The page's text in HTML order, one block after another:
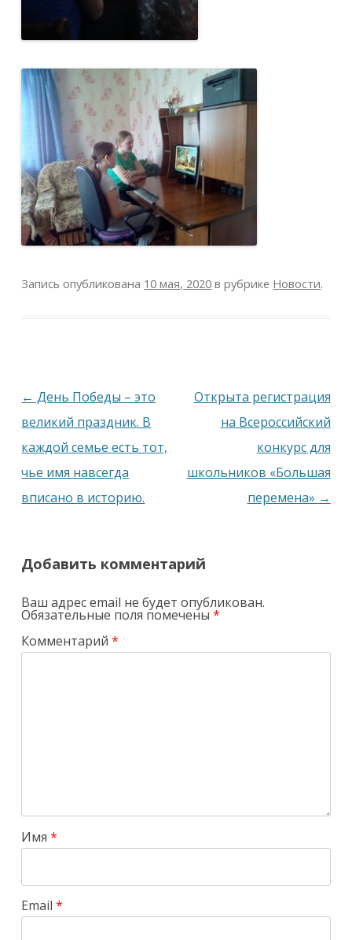
Запись опубликована 10 мая, 2020 в рубрике Новости.
Навигация
по
записям
← День Победы – это
великий праздник. В
каждой семье есть тот,
чье имя навсегда
вписано в историю.
Открыта регистрация
на Всероссийский
конкурс для
школьников «Большая
перемена» →
Добавить комментарий
Ваш адрес email не будет опубликован.
Обязательные поля помечены*
Комментарий*
Имя*
Email*